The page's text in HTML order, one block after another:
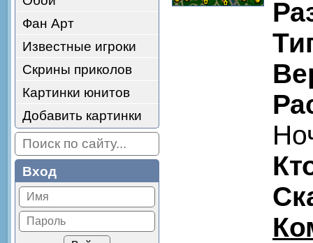
Фан Арт
Известные игроки
Скрины приколов
Картинки юнитов
Добавить картинки
Вход